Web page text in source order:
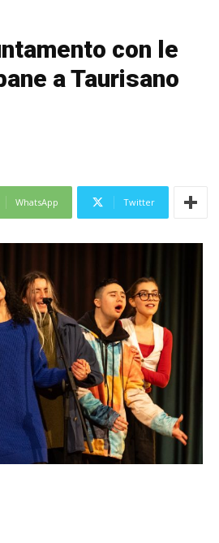
con le
a Taurisano
WhatsApp Twitter